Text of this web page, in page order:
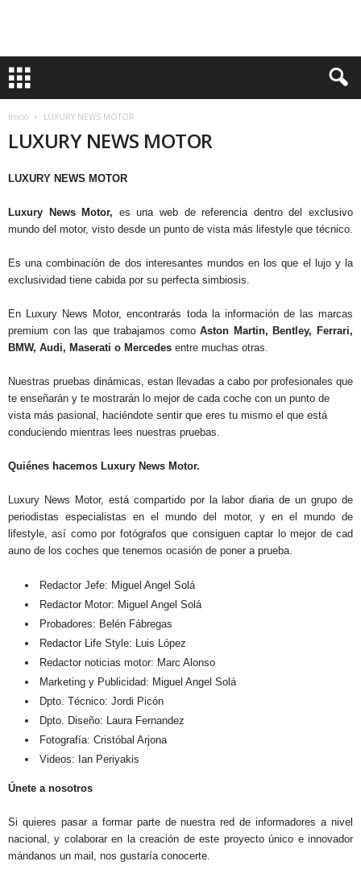
Inicio LUXURY NEWS MOTOR
LUXURY NEWS MOTOR
LUXURY NEWS MOTOR
Luxury News Motor, es una web de referencia dentro del exclusivo
mundo del motor, visto desde un punto de vista más lifestyle que técnico.
Es una combinación de dos interesantes mundos en los que el lujo y la
exclusividad tiene cabida por su perfecta simbiosis.
En Luxury News Motor, encontrarás toda la información de las marcas
premium con las que trabajamos comoAston Martin, Bentley, Ferrari,
BMW, Audi, Maserati o Mercedes entre muchas otras.
Nuestras pruebas dinámicas, estan llevadas a cabo por profesionales que
te enseñarán y te mostrarán lo mejor de cada coche con un punto de
vista más pasional, haciéndote sentir que eres tu mismo el que está
conduciendo mientras lees nuestras pruebas.
Quiénes hacemos Luxury News Motor.
Luxury News Motor, está compartido por la labor diaria de un grupo de
periodistas especialistas en el mundo del motor, y en el mundo de
lifestyle, así como por fotógrafos que consiguen captar lo mejor de cad
auno de los coches que tenemos ocasión de poner a prueba.
Redactor Jefe: Miguel Angel Solá
Redactor Motor: Miguel Angel Solá
Probadores: Belén Fábregas
Redactor Life Style: Luis López
Redactor noticias motor: Marc Alonso
Marketing y Publicidad: Miguel Angel Solá
Dpto. Técnico: Jordi Picón
Dpto. Diseño: Laura Fernandez
Fotografía: Cristóbal Arjona
Videos: Ian Periyakis
Únete a nosotros
Si quieres pasar a formar parte de nuestra red de informadores a nivel
nacional, y colaborar en la creación de este proyecto único e innovador
mándanos un mail, nos gustaría conocerte.